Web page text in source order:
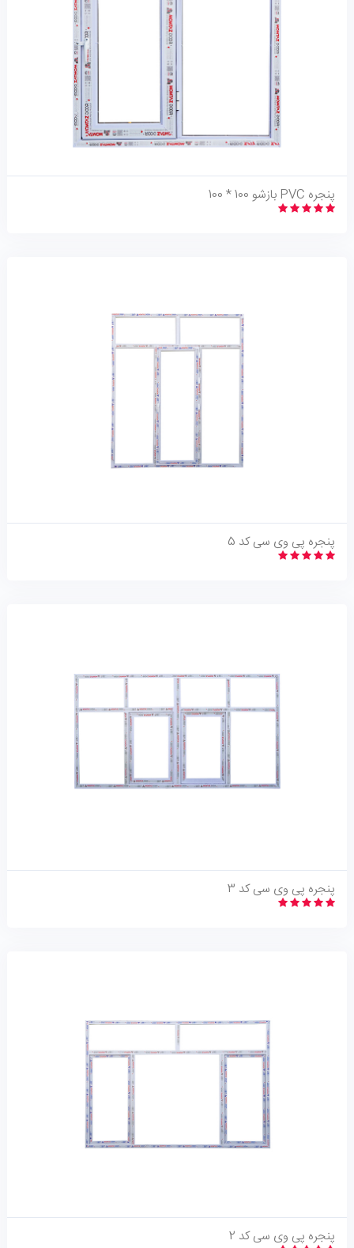
نگاه اجمالی
پنجره PVC بازشو 100 * 100
نگاه اجمالی
پنجره پی وی سی کد 5
نگاه اجمالی
پنجره پی وی سی کد 3
نگاه اجمالی
پنجره پی وی سی کد 2